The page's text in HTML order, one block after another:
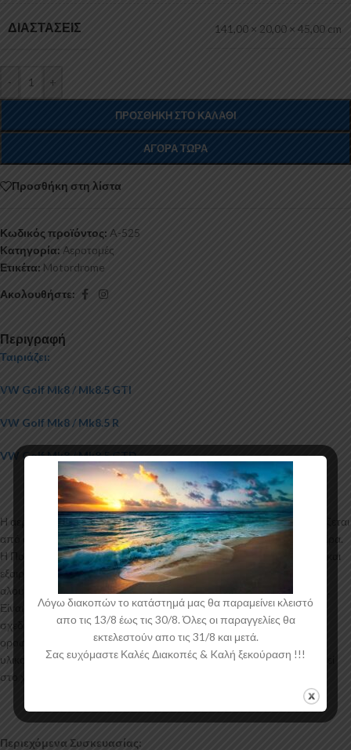
ΔΙΑΣΤΆΣΕΙΣ 141,00 × 20,00 × 45,00 cm
- +
ΠΡΟΣΘΉΚΗ ΣΤΟ ΚΑΛΆΘΙ
ΑΓΟΡΆ ΤΏΡΑ
Προσθήκη στη λίστα
Κωδικός προϊόντος: A-525
Κατηγορία: Αεροτομές
Ετικέτα: Motordrome
Ακολουθήστε:
Περιγραφή
Ταιριάζει:
VW Golf Mk8 / Mk8.5 GTI
VW Golf Mk8 / Mk8.5 R
VW Golf Mk8 / Mk8.5 GTD
Η αεροτομή οροφής για το VW Golf Mk8 / Mk8.5 GTI / R κατασκευάζεται
από σκληρή Πολυουρεθάνη υψηλής πιέσεως και ΟΧΙ από πολυεστέρα.
Η Πολυουρεθάνη είναι ένα πιο ανθεκτικό και ακριβό υλικό με εύκολη και
εξαιρετική εφαρμογή. Όλες οι αεροτομές παράγονται σε καλούπια
αλουμινίου για αυξημένη ποιότητα και αντοχή στη μαζική παραγωγή.
Είναι ελεγμένα για ανθεκτικότητα σε υψηλές θερμοκρασίες και έχουν
σχεδιαστεί με την καλύτερη λεπτομέρεια. Η επιπρόσθετη αεροτομή
οροφής για το VW Golf Mk8 / Mk8.5 GTI / R έρχεται στο χρώμα του
υλικού. Το προϊόν θα πρέπει να ασταρωθεί και στη συνέχεια να βαφτεί
στο χρώμα της επιλογής σας.
Περιεχόμενα Συσκευασίας:
Λόγω διακοπών το κατάστημά μας θα παραμείνει κλειστό
απο τις 13/8 έως τις 30/8. Όλες οι παραγγελίες θα
εκτελεστούν απο τις 31/8 και μετά.
Σας ευχόμαστε Καλές Διακοπές & Kαλή ξεκούραση !!!